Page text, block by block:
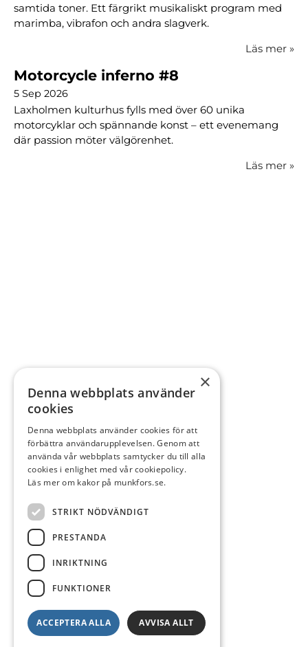
samtida toner. Ett färgrikt musikaliskt program med
marimba, vibrafon och andra slagverk.
Läs mer »
Motorcycle inferno #8
5 Sep 2026
Laxholmen kulturhus fylls med över 60 unika
motorcyklar och spännande konst – ett evenemang
där passion möter välgörenhet.
Läs mer »
×
Denna webbplats använder
cookies
Denna webbplats använder cookies för att
förbättra användarupplevelsen. Genom att
använda vår webbplats samtycker du till alla
cookies i enlighet med vår cookiepolicy.
Läs mer om kakor på munkfors.se.
STRIKT NÖDVÄNDIGT
PRESTANDA
INRIKTNING
FUNKTIONER
ACCEPTERA ALLA AVVISA ALLT